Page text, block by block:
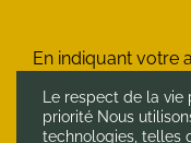
En indiquant votre
consentez à
Minoteries du
pouvez vous
Le respect de la
priorité Nous
technologies, telles